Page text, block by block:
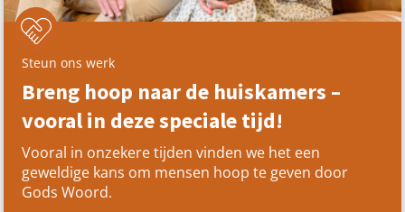
Steun ons werk
Breng hoop naar de huiskamers –
vooral in deze speciale tijd!
Vooral in onzekere tijden vinden we het een
geweldige kans om mensen hoop te geven door
Gods Woord.